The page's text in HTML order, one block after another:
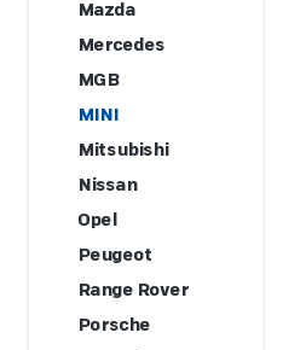
Mazda
Mercedes
MGB
MINI
Mitsubishi
Nissan
Opel
Peugeot
Range Rover
Porsche